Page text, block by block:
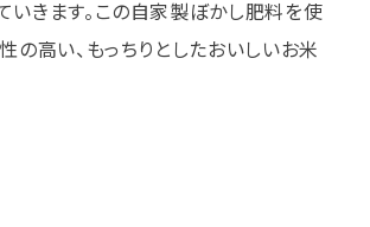
いきます。この自家製ぼかし肥料を使
の高い、もっちりとしたおいしいお米